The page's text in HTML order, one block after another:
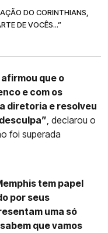
DO CORINTHIANS,
DE VOCÊS...”
que o
e com os
diretoria e resolveu
, declarou o
foi superada
tem papel
por seus
uma só
que vamos